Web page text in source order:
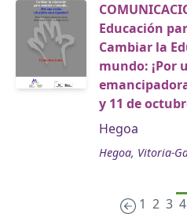
Educación
Cambiar la
mundo: ¡Por
y 11 de
Hegoa
Hegoa, Vitoria-
1 2 3 4